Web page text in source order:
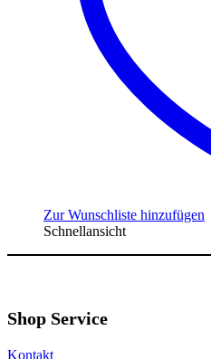
Zur Wunschliste hinzufügen
Schnellansicht
Shop Service
Kontakt